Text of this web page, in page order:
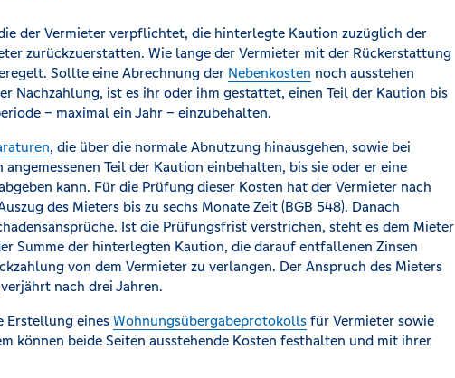
der Vermieter verpflichtet, die hinterlegte Kaution zuzüglich der
zurückzuerstatten. Wie lange der Vermieter mit der Rückerstattung
Sollte eine Abrechnung der Nebenkosten noch ausstehen
Nachzahlung, ist es ihr oder ihm gestattet, einen Teil der Kaution bis
– maximal ein Jahr – einzubehalten.
, die über die normale Abnutzung hinausgehen, sowie bei
Teil der Kaution einbehalten, bis sie oder er eine
kann. Für die Prüfung dieser Kosten hat der Vermieter nach
des Mieters bis zu sechs Monate Zeit (BGB 548). Danach
Ist die Prüfungsfrist verstrichen, steht es dem Mieter
Summe der hinterlegten Kaution, die darauf entfallenen Zinsen
von dem Vermieter zu verlangen. Der Anspruch des Mieters
verjährt nach drei Jahren.
Erstellung eines Wohnungsübergabeprotokolls für Vermieter sowie
können beide Seiten ausstehende Kosten festhalten und mit ihrer